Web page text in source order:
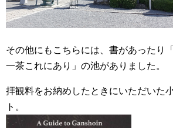
その他にもこちらには、書があった
一茶これにあり」の池がありました。
拝観料をお納めしたときにいただいた
ト。